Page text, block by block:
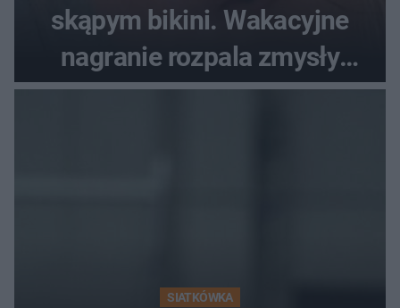
skąpym bikini. Wakacyjne
nagranie rozpala zmysły
fanów
SIATKÓWKA